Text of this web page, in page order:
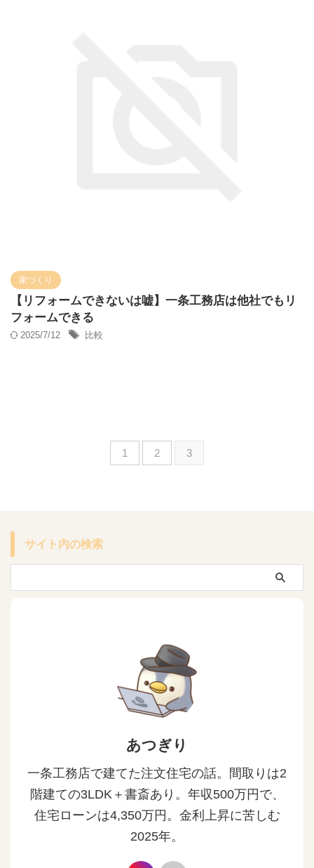
家づくり
【リフォームできないは嘘】一条工務店は他社でもリ
フォームできる
2025/7/12 比較
1 2 3
サイト内の検索
あつぎり
一条工務店で建てた注文住宅の話。間取りは2
階建ての3LDK＋書斎あり。年収500万円で、
住宅ローンは4,350万円。金利上昇に苦しむ
2025年。